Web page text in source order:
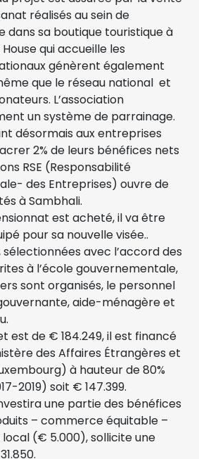
réalisés au sein de
dans sa boutique touristique à
qui accueille les
génèrent également
que le réseau national et
L’association
un système de parrainage.
désormais aux entreprises
2% de leurs bénéfices nets
RSE (Responsabilité
des Entreprises) ouvre de
à Sambhali.
est acheté, il va être
pour sa nouvelle visée..
sélectionnées avec l’accord des
à l’école gouvernementale,
sont organisés, le personnel
aide-ménagère et
est de € 184.249, il est financé
des Affaires Étrangères et
à hauteur de 80%
2019) soit € 147.399.
une partie des bénéfices
– commerce équitable –
(€ 5.000), sollicite une